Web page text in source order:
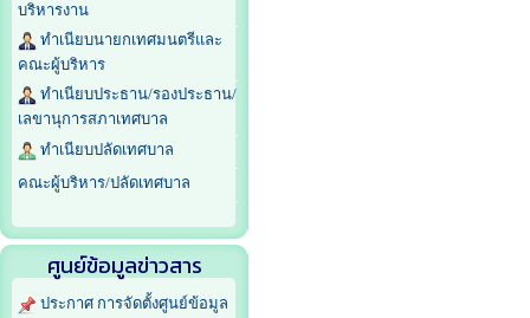
บริหารงาน
ทำเนียบนายกเทศมนตรีและ
คณะผู้บริหาร
ทำเนียบประธาน/รองประธาน/
เลขานุการสภาเทศบาล
ทำเนียบปลัดเทศบาล
คณะผู้บริหาร/ปลัดเทศบาล
ศูนย์ข้อมูลข่าวสาร
ประกาศ การจัดตั้งศูนย์ข้อมูล